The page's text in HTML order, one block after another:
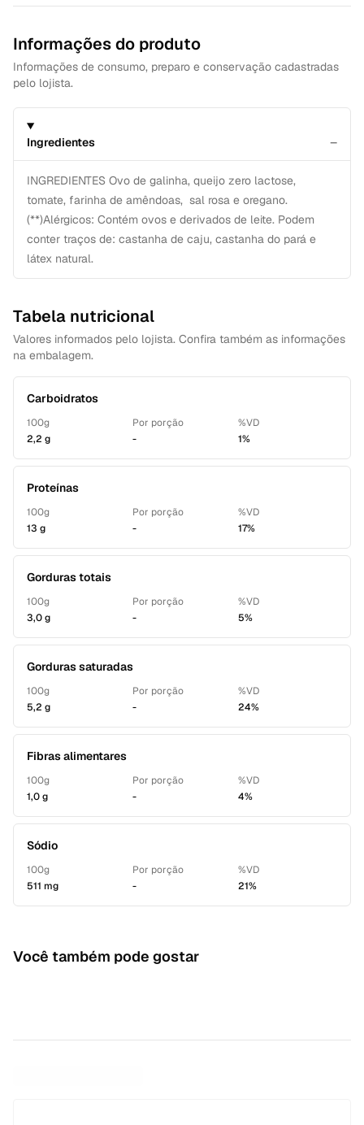
Informações do produto
Informações de consumo, preparo e conservação cadastradas
pelo lojista.
Ingredientes −
INGREDIENTES Ovo de galinha, queijo zero lactose,
tomate, farinha de amêndoas, sal rosa e oregano.
(**)Alérgicos: Contém ovos e derivados de leite. Podem
conter traços de: castanha de caju, castanha do pará e
látex natural.
Tabela nutricional
Valores informados pelo lojista. Confira também as informações
na embalagem.
Carboidratos
100g
2,2 g
Por porção
-
%VD
1%
Proteínas
100g
13 g
Por porção
-
%VD
17%
Gorduras totais
100g
3,0 g
Por porção
-
%VD
5%
Gorduras saturadas
100g
5,2 g
Por porção
-
%VD
24%
Fibras alimentares
100g
1,0 g
Por porção
-
%VD
4%
Sódio
100g
511 mg
Por porção
-
%VD
21%
Você também pode gostar